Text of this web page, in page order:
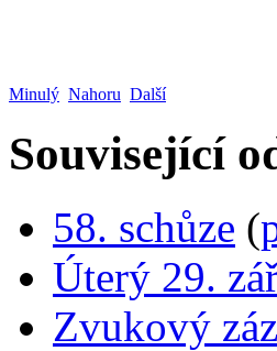
Minulý Nahoru Další
Související
58. schůze (
Úterý 29.
Zvukový